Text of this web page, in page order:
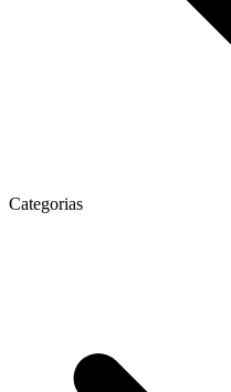
Categorias